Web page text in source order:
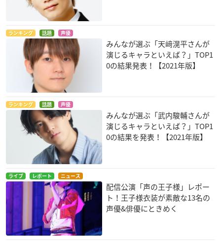
ランキング 話題 声優
みんなが選ぶ「天﨑滉平さんが
演じるキャラといえば？」TOP1
0の結果発表！【2021年版】
ランキング 話題 声優
みんなが選ぶ「武内駿輔さんが
演じるキャラといえば？」TOP1
0の結果を発表！【2021年版】
ライブ レポート ニュース
配信公演「声の王子様」レポー
ト！王子様衣装が素敵な13名の
声優&俳優にときめく